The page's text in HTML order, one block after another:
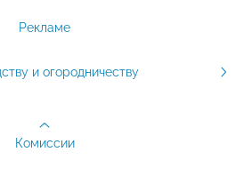
Рекламе
и огородничеству
Комиссии